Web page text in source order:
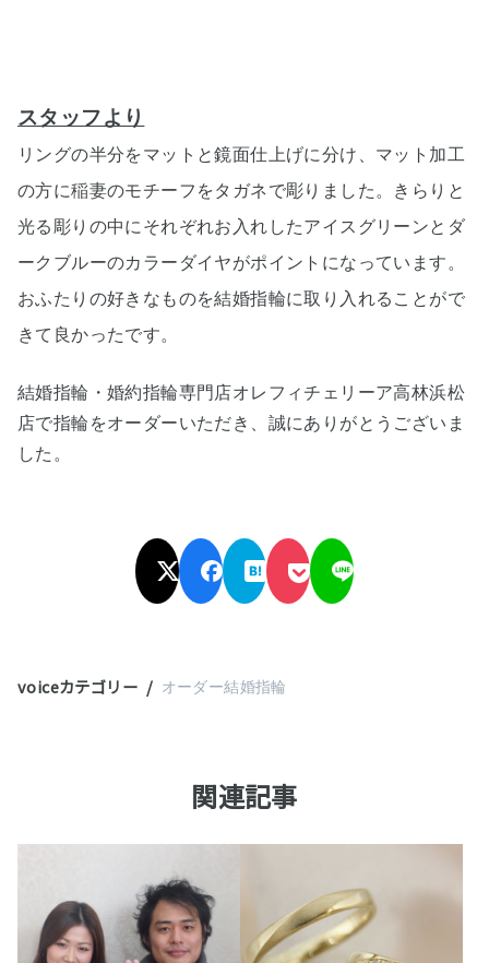
スタッフより
リングの半分をマットと鏡面仕上げに分け、マット加工
の方に稲妻のモチーフをタガネで彫りました。きらりと
光る彫りの中にそれぞれお入れしたアイスグリーンとダ
ークブルーのカラーダイヤがポイントになっています。
おふたりの好きなものを結婚指輪に取り入れることがで
きて良かったです。
結婚指輪・婚約指輪専門店オレフィチェリーア高林浜松
店で指輪をオーダーいただき、誠にありがとうございま
した。
voiceカテゴリー オーダー結婚指輪
関連記事